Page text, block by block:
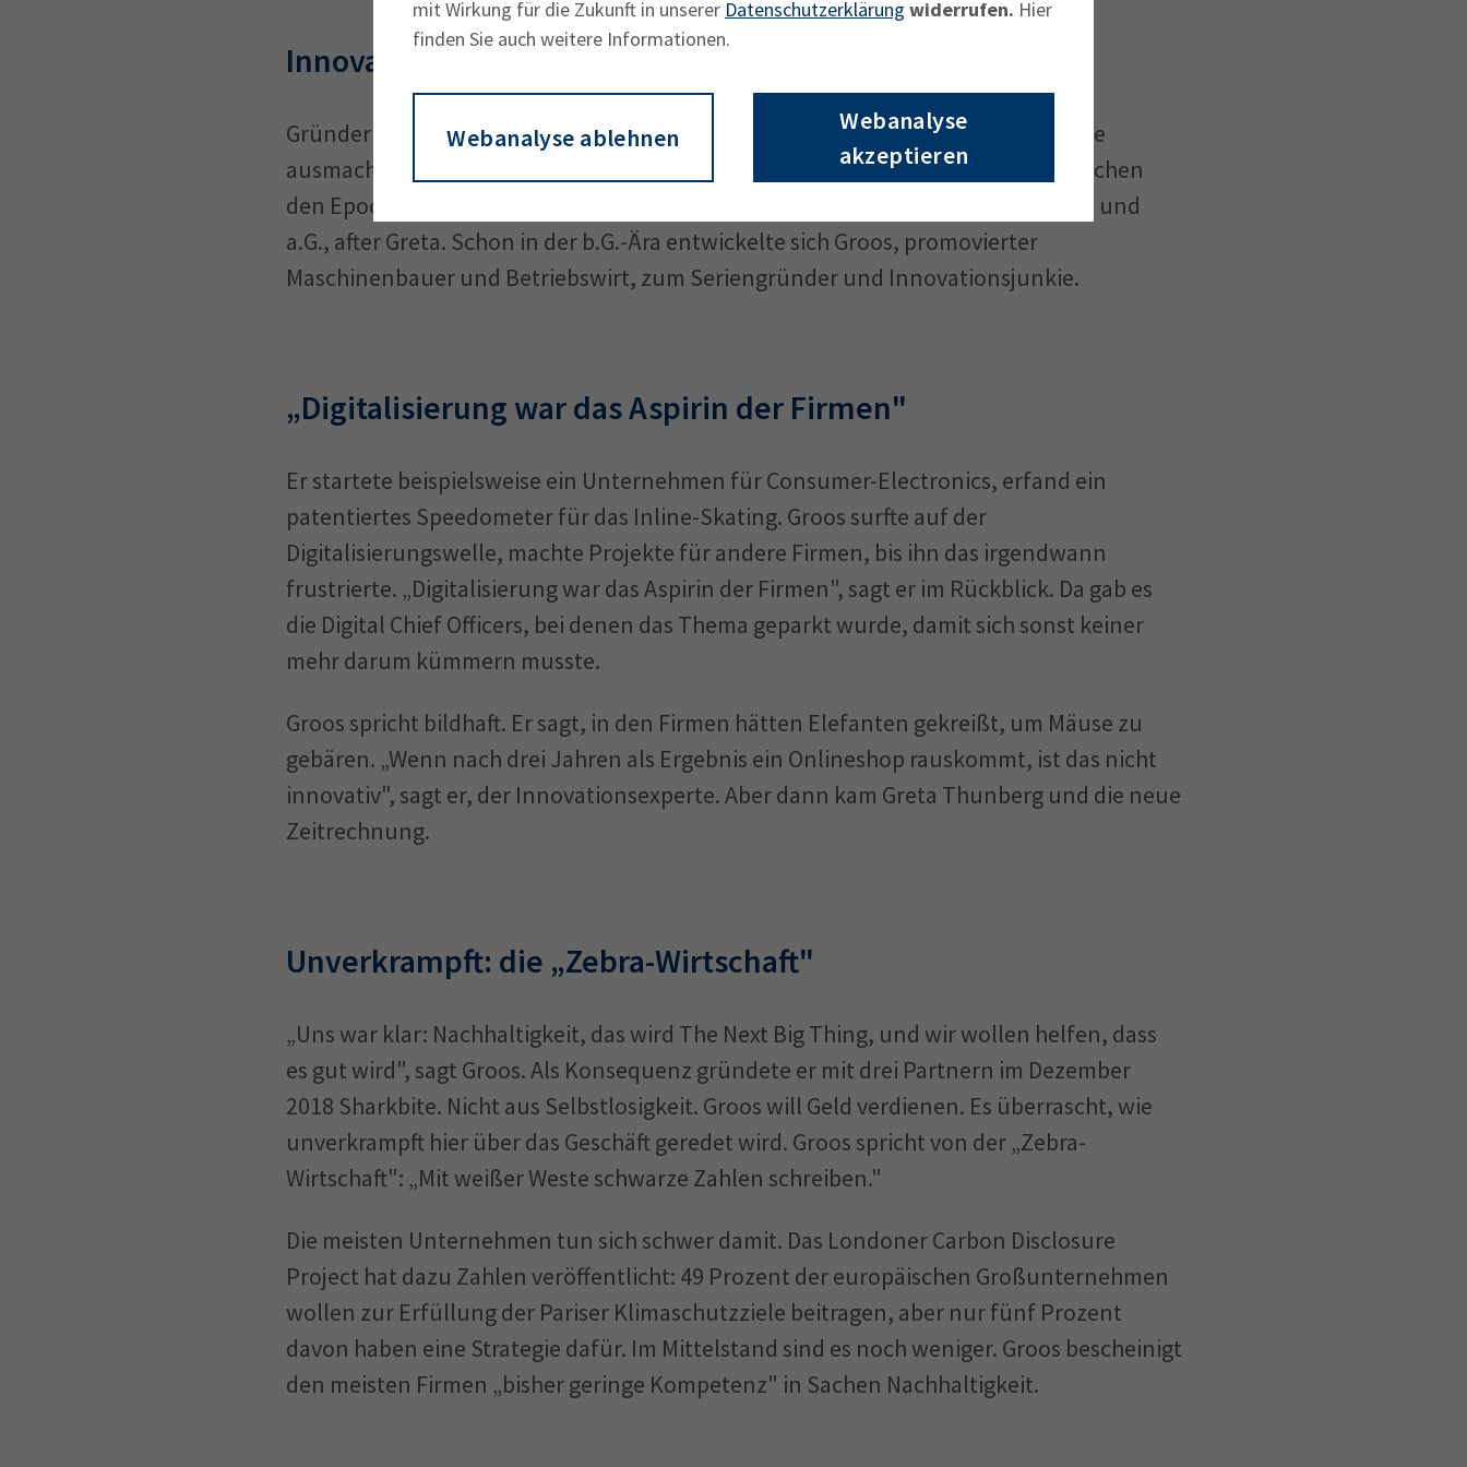
mit Wirkung für die Zukunft in unserer Datenschutzerklärung widerrufen. Hier
finden Sie auch weitere Informationen.
Webanalyse ablehnen
Webanalyse
akzeptieren
Innovationsjunkie in der b.G.-Ära – »before Greta«
Gründer und GeschäftsführerDaniel Groos
macht erfrischend klar, was Sharkbite
ausmacht: „Nachhaltigkeit – dafür brennt unser Herz." Groos unterscheidet zwischen
den Epochen b.G., before Greta (gemeint ist die Klimaaktivistin Greta Thunberg), und
a.G., after Greta. Schon in der b.G.-Ära entwickelte sich Groos, promovierter
Maschinenbauer und Betriebswirt, zum Seriengründer und Innovationsjunkie.
„Digitalisierung war das Aspirin der Firmen"
Er startete beispielsweise ein Unternehmen für Consumer-Electronics, erfand ein
patentiertes Speedometer für das Inline-Skating. Groos surfte auf der
Digitalisierungswelle, machte Projekte für andere Firmen, bis ihn das irgendwann
frustrierte. „Digitalisierung war das Aspirin der Firmen", sagt er im Rückblick. Da gab es
die Digital Chief Officers, bei denen das Thema geparkt wurde, damit sich sonst keiner
mehr darum kümmern musste.
Groos spricht bildhaft. Er sagt, in den Firmen hätten Elefanten gekreißt, um Mäuse zu
gebären. „Wenn nach drei Jahren als Ergebnis ein Onlineshop rauskommt, ist das nicht
innovativ", sagt er, der Innovationsexperte. Aber dann kam Greta Thunberg und die neue
Zeitrechnung.
Unverkrampft: die „Zebra-Wirtschaft"
„Uns war klar: Nachhaltigkeit, das wird The Next Big Thing, und wir wollen helfen, dass
es gut wird", sagt Groos. Als Konsequenz gründete er mit drei Partnern im Dezember
2018 Sharkbite. Nicht aus Selbstlosigkeit. Groos will Geld verdienen. Es überrascht, wie
unverkrampft hier über das Geschäft geredet wird. Groos spricht von der „Zebra-
Wirtschaft": „Mit weißer Weste schwarze Zahlen schreiben."
Die meisten Unternehmen tun sich schwer damit. Das Londoner Carbon Disclosure
Project hat dazu Zahlen veröffentlicht: 49 Prozent der europäischen Großunternehmen
wollen zur Erfüllung der Pariser Klimaschutzziele beitragen, aber nur fünf Prozent
davon haben eine Strategie dafür. Im Mittelstand sind es noch weniger. Groos bescheinigt
den meisten Firmen „bisher geringe Kompetenz" in Sachen Nachhaltigkeit.